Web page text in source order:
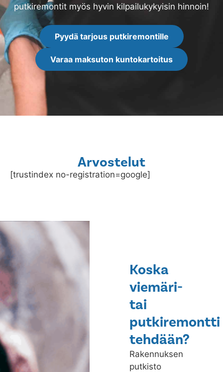
putkiremontit myös hyvin kilpailukykyisin hinnoin!
Pyydä tarjous putkiremontille
Varaa maksuton kuntokartoitus
Arvostelut
[trustindex no-registration=google]
Koska
viemäri-
tai
putkiremontti
tehdään?
Rakennuksen
putkisto